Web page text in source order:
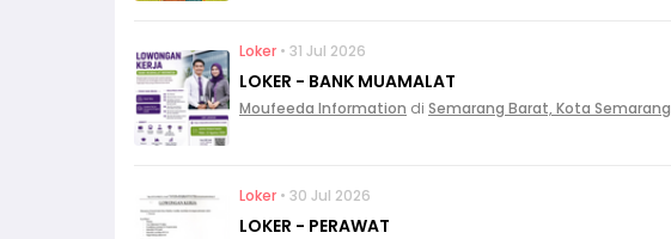
Loker • 31 Jul 2026
LOKER - BANK MUAMALAT
Moufeeda Information di Semarang Barat, Kota Semarang
Loker • 30 Jul 2026
LOKER - PERAWAT